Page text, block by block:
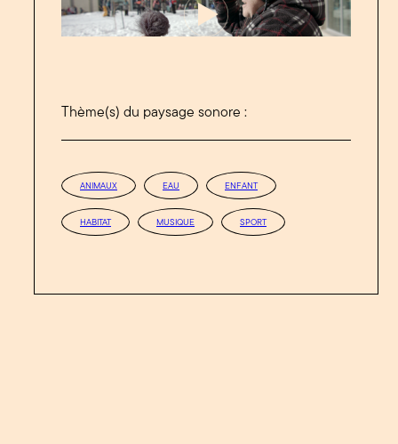
Thème(s) du paysage sonore :
ANIMAUX EAU ENFANT
HABITAT MUSIQUE SPORT